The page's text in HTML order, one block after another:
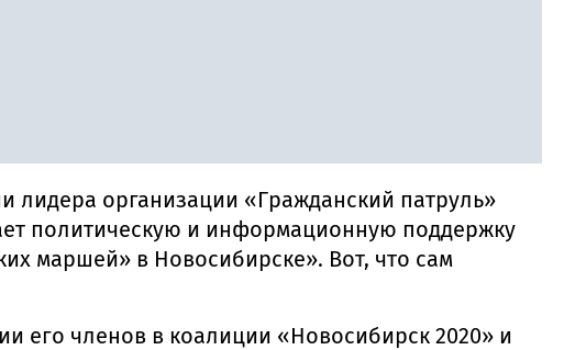
организации «Гражданский патруль»
политическую и информационную поддержку
маршей» в Новосибирске». Вот, что сам
его членов в коалиции «Новосибирск 2020» и